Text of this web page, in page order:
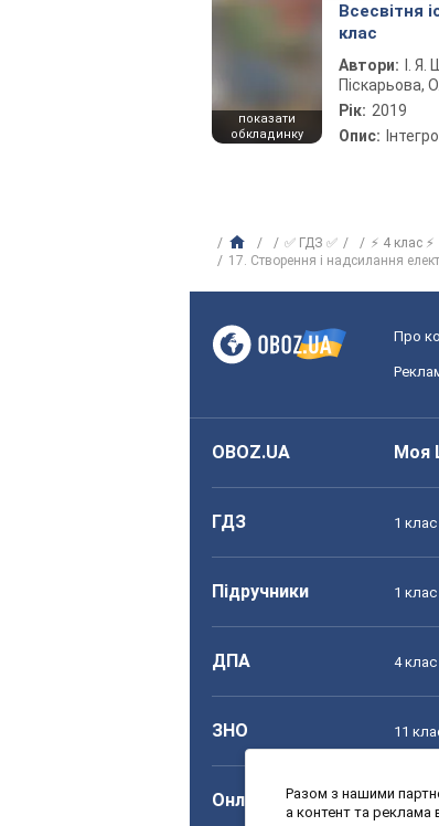
показати
обкладинку
Всесвітня
клас
Автори:
І.
Піскарьова,
Рік: 2019
Опис:
✅ ГДЗ ✅ ⚡ 4 клас ⚡
17. Створення і надсилання
Про
OBOZ.UA Моя
ГДЗ 1 клас
Підручники 1 клас
ДПА 4 клас
ЗНО 11
Онлайн уроки 1 клас
Разом з нашими
а контент та реклама